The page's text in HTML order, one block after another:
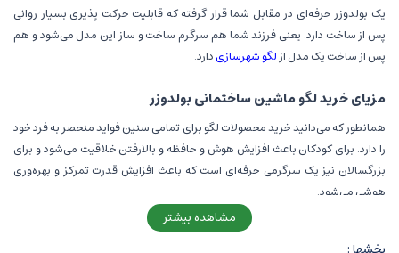
یک بولدوزر حرفه‌ای در مقابل شما قرار گرفته که قابلیت حرکت پذیری بسیار روانی
پس از ساخت دارد. یعنی فرزند شما هم سرگرم ساخت و ساز این مدل می‌شود و هم
پس از ساخت یک مدل ازلگو شهرسازیدارد.
مزیای خرید لگو ماشین ساختمانی بولدوزر
همانطور که می‌دانید خرید محصولات لگو برای تمامی سنین فواید منحصر به فرد خود
را دارد. برای کودکان باعث افزایش هوش و حافظه و بالارفتن خلاقیت می‌شود و برای
بزرگسالان نیز یک سرگرمی حرفه‌ای است که باعث افزایش قدرت تمرکز و بهره‌وری
هوشی می‌شود.
این محصول نیز یکی از مدل‌های لگو از برند حرفه‌ای مولدکینگ است که طرفداران
مخصوص خود را دارد. کودکان، نوجوانان و حتی بزرگسالان علاقه‌مند به شهرسازی یا
مشاهده بیشتر